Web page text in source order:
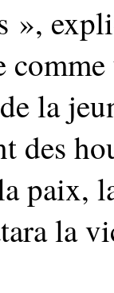
»,
la
des
paix,
la